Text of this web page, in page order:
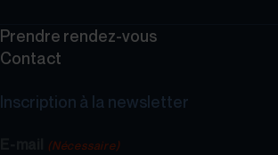
Prendre rendez-vous
Contact
Inscription à la newsletter
(Nécessaire)